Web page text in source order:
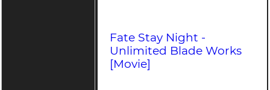
Fate Stay Night -
Unlimited Blade Works
[Movie]